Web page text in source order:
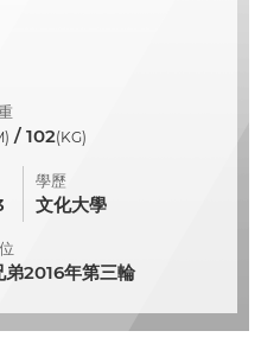
/ 102(KG)
學歷
文化大學
弟2016年第三輪